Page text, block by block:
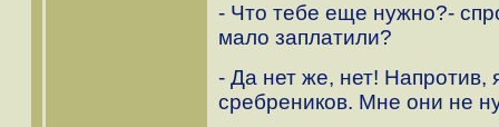
- Что тебе еще нужно?-
мало заплатили?
- Да нет же, нет! Напротив,
сребреников. Мне они не